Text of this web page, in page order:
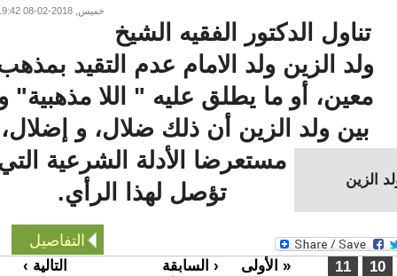
خميس, 2018-02-08 19:42
تناول الدكتور الفقيه الشيخ
ولد الزين ولد الامام عدم التقيد بمذهب
معين، أو ما يطلق عليه " اللا مذهبية" و
بين ولد الزين أن ذلك ضلال، و إضلال،
مستعرضا الأدلة الشرعية التي
تؤصل لهذا الرأي.
التفاصيل
« الأولى ‹ السابقة
التالية ›